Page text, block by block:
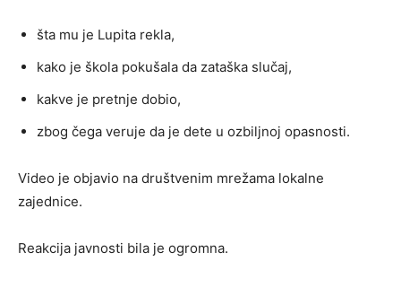
šta mu je Lupita rekla,
kako je škola pokušala da zataška slučaj,
kakve je pretnje dobio,
zbog čega veruje da je dete u ozbiljnoj opasnosti.
Video je objavio na društvenim mrežama lokalne
zajednice.
Reakcija javnosti bila je ogromna.